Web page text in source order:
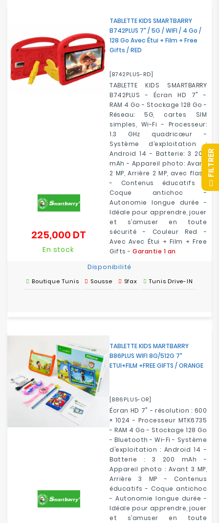
TABLETTE KIDS SMARTBARRY
B742PLUS 7" / 5G / WIFI / 4 Go /
128 Go Avec Étui + Film + Free
Gifts / RED
[B742PLUS-RD]
TABLETTE KIDS SMARTBARRY
B742PLUS - Écran HD 7" -
RAM 4 Go - Stockage 128 Go -
Réseau: 5G, cartes SIM
simples, Wi-Fi - Processeur:
1.3 GHz quadricœur -
Système d’exploitation :
Android 14 - Batterie: 3 200
mAh - Appareil photo: Avant
2 MP, Arrière 2 MP, avec flash
- Contenus éducatifs -
Coque antichoc -
Autonomie longue durée -
Idéale pour apprendre, jouer
et s’amuser en toute
sécurité - Couleur Red -
Avec Avec Étui + Film + Free
Gifts - Garantie 1 an
225,000 DTPrix
En stock
Disponibilité
Boutique Tunis Sousse Sfax Tunis Drive-IN
TABLETTE KIDS MARTBARRY
B86PLUS WIFI 8G/512G 7"
ETUI+FILM +FREE GIFTS / ORANGE
[B86PLUS-OR]
Écran HD 7" - résolution : 600
× 1024 - Processeur MTK6735
- RAM 4 Go - Stockage 128 Go
-Bluetooth - Wi-Fi - Système
d’exploitation : Android 14 -
Batterie : 3 200 mAh -
Appareil photo : Avant 3 MP,
Arrière 3 MP - Contenus
éducatifs - Coque antichoc
- Autonomie longue durée -
Idéale pour apprendre, jouer
et s’amuser en toute
R